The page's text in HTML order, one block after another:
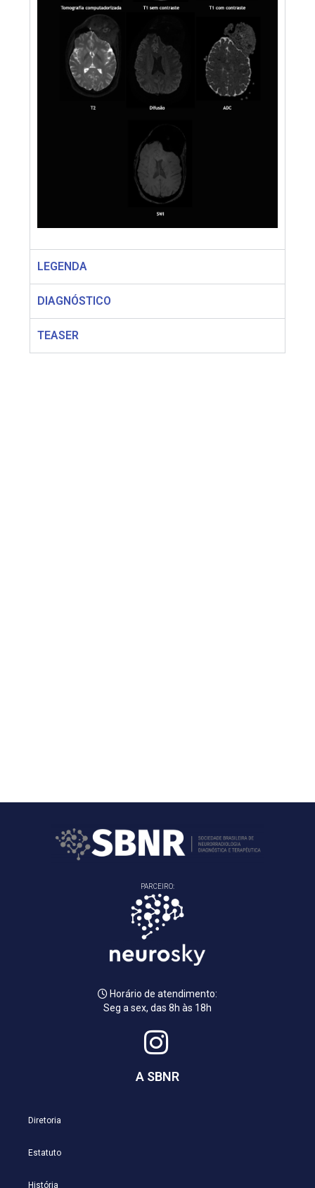
LEGENDA
DIAGNÓSTICO
TEASER
PARCEIRO:
Horário de atendimento:
Seg a sex, das 8h às 18h
A SBNR
Diretoria
Estatuto
História